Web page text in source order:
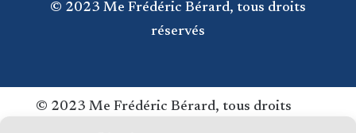
© 2023 Me Frédéric Bérard, tous droits
réservés
© 2023 Me Frédéric Bérard, tous droits